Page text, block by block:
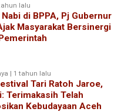
lalu
di BPPA, Pj Gubernur
Masyarakat Bersinergi
| 1 tahun lalu
Tari Ratoh Jaroe,
Terimakasih Telah
Kebudayaan Aceh